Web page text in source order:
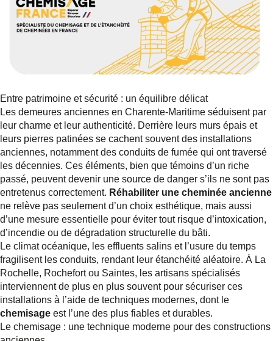
Entre patrimoine et sécurité : un équilibre délicat
Les demeures anciennes en Charente-Maritime séduisent par
leur charme et leur authenticité. Derrière leurs murs épais et
leurs pierres patinées se cachent souvent des installations
anciennes, notamment des conduits de fumée qui ont traversé
les décennies. Ces éléments, bien que témoins d’un riche
passé, peuvent devenir une source de danger s’ils ne sont pas
entretenus correctement. Réhabiliter une cheminée ancienne
ne relève pas seulement d’un choix esthétique, mais aussi
d’une mesure essentielle pour éviter tout risque d’intoxication,
d’incendie ou de dégradation structurelle du bâti.
Le climat océanique, les effluents salins et l’usure du temps
fragilisent les conduits, rendant leur étanchéité aléatoire. À La
Rochelle, Rochefort ou Saintes, les artisans spécialisés
interviennent de plus en plus souvent pour sécuriser ces
installations à l’aide de techniques modernes, dont le
chemisage est l’une des plus fiables et durables.
Le chemisage : une technique moderne pour des constructions